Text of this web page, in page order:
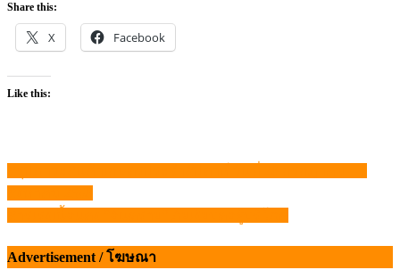
Share this:
X Facebook
Like this:
แนะแนว
เรื่อง
Advertisement / โฆษณา